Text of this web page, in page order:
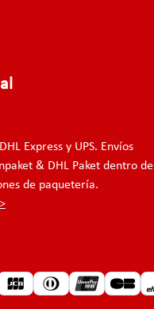
Express y UPS. Envíos
& DHL Paket dentro de
de paquetería.